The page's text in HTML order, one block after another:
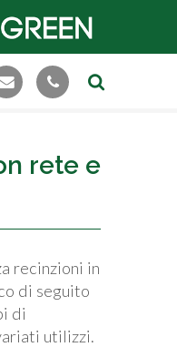
rete e
recinzioni in
di seguito
di
utilizzi.